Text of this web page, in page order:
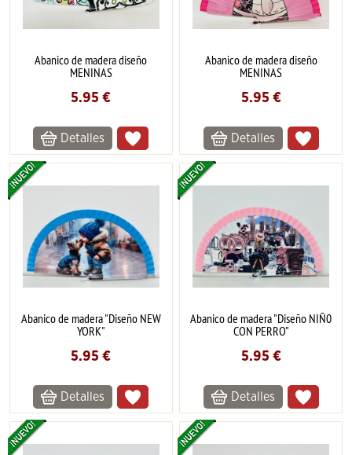
Abanico de madera diseño
MENINAS
5.95 €
Detalles
Abanico de madera diseño
MENINAS
5.95 €
Detalles
Abanico de madera "Diseño NEW
YORK"
5.95 €
Detalles
Abanico de madera "Diseño NIÑ0
CON PERRO"
5.95 €
Detalles